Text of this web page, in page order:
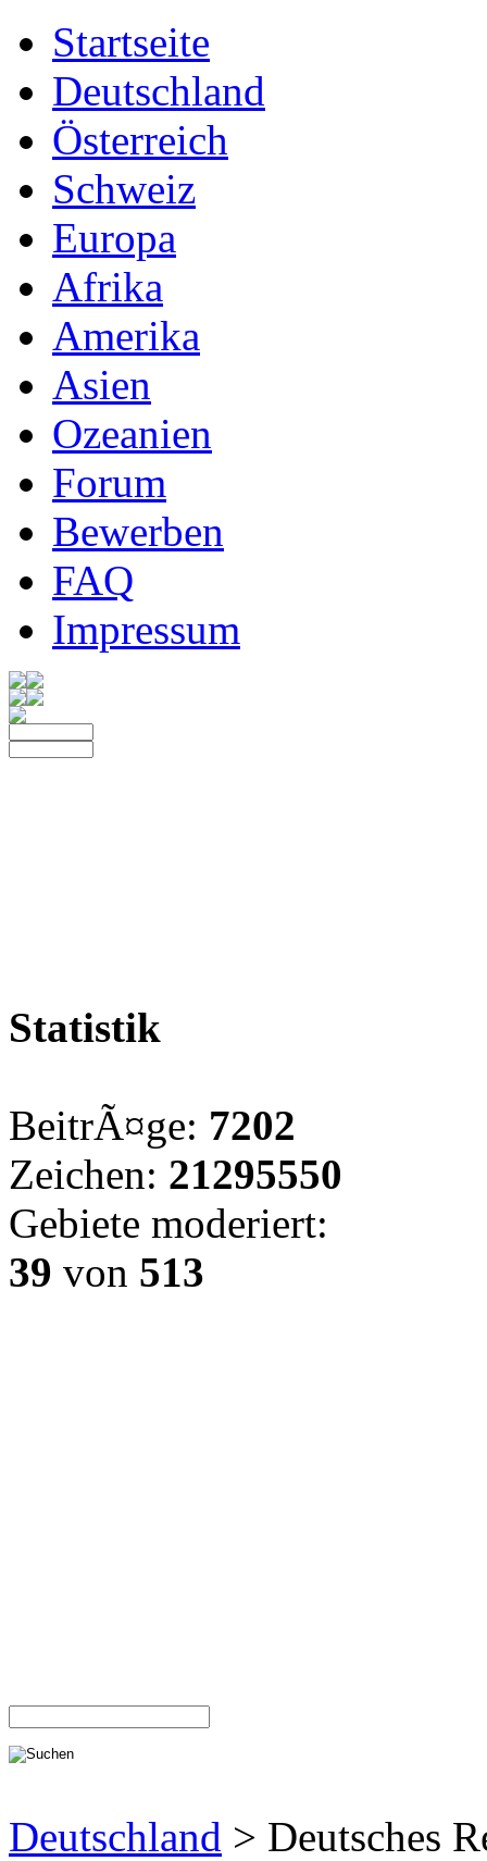
Startseite
Deutschland
Österreich
Schweiz
Europa
Afrika
Amerika
Asien
Ozeanien
Forum
Bewerben
FAQ
Impressum
Statistik
BeitrÃ¤ge: 7202
Zeichen: 21295550
Gebiete moderiert:
39 von 513
Deutschland > Deutsches